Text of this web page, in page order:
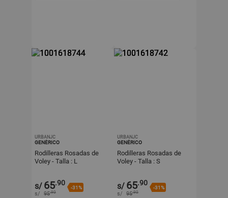
URBANJC
GENÉRICO
Rodilleras Rosadas de
Voley - Talla : L
s/ 65.90
-31%
s/ 95.90
URBANJC
GENÉRICO
Rodilleras Rosadas de
Voley - Talla : S
s/ 65.90
-31%
s/ 95.90